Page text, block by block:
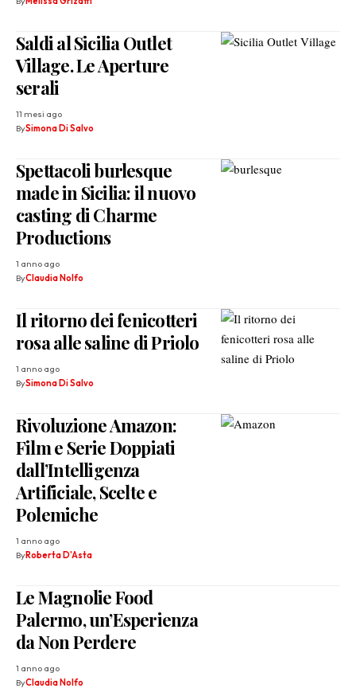
Saldi al Sicilia Outlet
Village. Le Aperture
serali
11 mesi ago
BySimona Di Salvo
Spettacoli burlesque
made in Sicilia: il nuovo
casting di Charme
Productions
1 anno ago
ByClaudia Nolfo
Il ritorno dei fenicotteri
rosa alle saline di Priolo
1 anno ago
BySimona Di Salvo
Rivoluzione Amazon:
Film e Serie Doppiati
dall’Intelligenza
Artificiale, Scelte e
Polemiche
1 anno ago
ByRoberta D'Asta
Le Magnolie Food
Palermo, un’Esperienza
da Non Perdere
1 anno ago
ByClaudia Nolfo